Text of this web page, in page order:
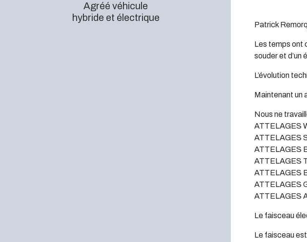
Agréé véhicule
hybride et électrique
Patrick
Les temps ont
souder et d’un
L’évolution
Maintenant un
Nous ne
ATTELAGES
ATTELAGES
ATTELAGES
ATTELAGES
ATTELAGES
ATTELAGES
ATTELAGES
Le faisceau
Le faisceau